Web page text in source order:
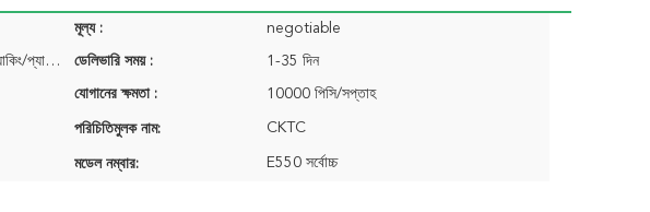
মূল্য : negotiable
১ পিসি/পিভিসি প্যাকিং, ১০ পিসি পিভিসি প্যাকিং/প্যাকিং... ডেলিভারি সময় : 1-35 দিন
যোগানের ক্ষমতা : 10000 পিসি/সপ্তাহ
পরিচিতিমুলক নাম: CKTC
মডেল নম্বার: E550 সর্বোচ্চ